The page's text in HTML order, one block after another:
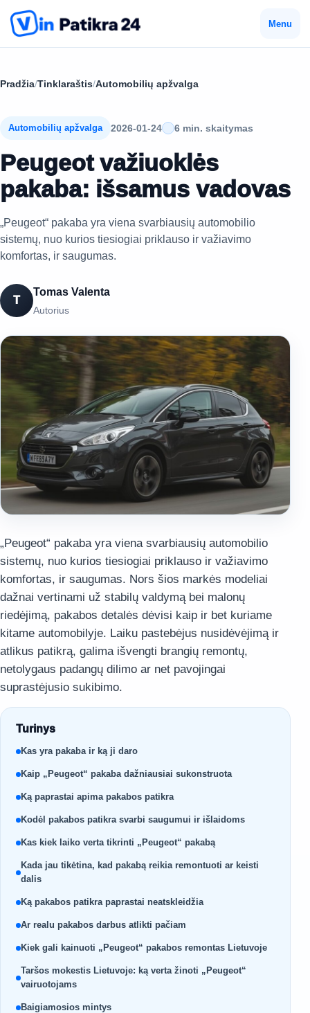
Menu
Pradžia/Tinklaraštis/Automobilių apžvalga
Automobilių apžvalga 2026-01-24 6 min. skaitymas
Peugeot važiuoklės
pakaba: išsamus vadovas
„Peugeot“ pakaba yra viena svarbiausių automobilio
sistemų, nuo kurios tiesiogiai priklauso ir važiavimo
komfortas, ir saugumas.
T
Tomas Valenta
Autorius
„Peugeot“ pakaba yra viena svarbiausių automobilio
sistemų, nuo kurios tiesiogiai priklauso ir važiavimo
komfortas, ir saugumas. Nors šios markės modeliai
dažnai vertinami už stabilų valdymą bei malonų
riedėjimą, pakabos detalės dėvisi kaip ir bet kuriame
kitame automobilyje. Laiku pastebėjus nusidėvėjimą ir
atlikus patikrą, galima išvengti brangių remontų,
netolygaus padangų dilimo ar net pavojingai
suprastėjusio sukibimo.
Turinys
Kas yra pakaba ir ką ji daro
Kaip „Peugeot“ pakaba dažniausiai sukonstruota
Ką paprastai apima pakabos patikra
Kodėl pakabos patikra svarbi saugumui ir išlaidoms
Kas kiek laiko verta tikrinti „Peugeot“ pakabą
Kada jau tikėtina, kad pakabą reikia remontuoti ar keisti
dalis
Ką pakabos patikra paprastai neatskleidžia
Ar realu pakabos darbus atlikti pačiam
Kiek gali kainuoti „Peugeot“ pakabos remontas Lietuvoje
Taršos mokestis Lietuvoje: ką verta žinoti „Peugeot“
vairuotojams
Baigiamosios mintys